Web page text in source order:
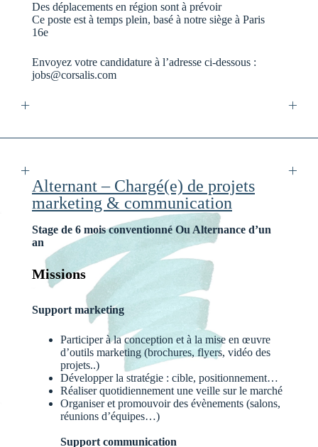
Des déplacements en région sont à prévoir
Ce poste est à temps plein, basé à notre siège à Paris
16e
Envoyez votre candidature à l’adresse ci-dessous :
jobs@corsalis.com
Alternant – Chargé(e) de projets
marketing & communication
Stage de 6 mois conventionné Ou Alternance d’un
an
Missions
Support marketing
Participer à la conception et à la mise en œuvre
d’outils marketing (brochures, flyers, vidéo des
projets..)
Développer la stratégie : cible, positionnement…
Réaliser quotidiennement une veille sur le marché
Organiser et promouvoir des évènements (salons,
réunions d’équipes…)
Support communication